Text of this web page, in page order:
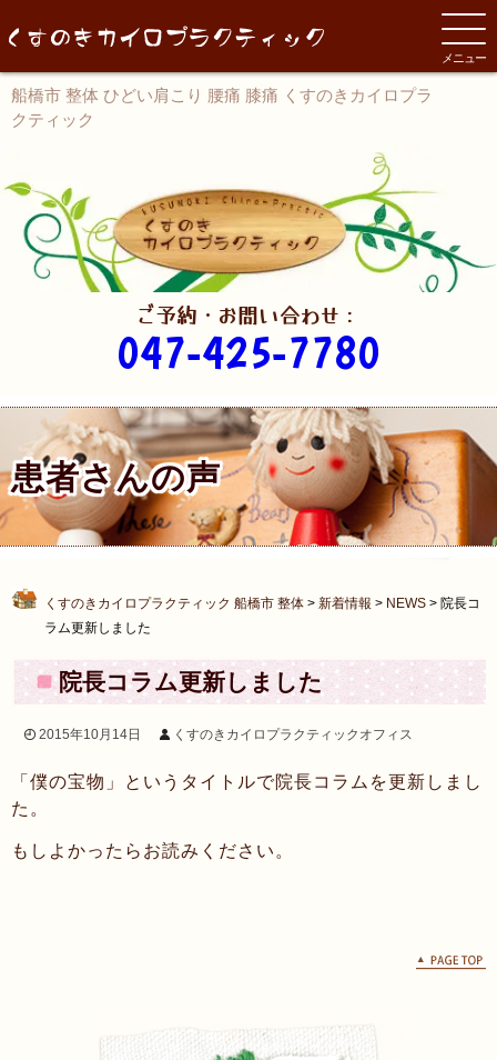
船橋市 整体 ひどい肩こり 腰痛 膝痛 くすのきカイロプラ
クティック
ご予約・お問い合わせ：
047-425-7780
患者さんの声
くすのきカイロプラクティック 船橋市 整体 > 新着情報 > NEWS > 院長コ
ラム更新しました
院長コラム更新しました
2015年10月14日 くすのきカイロプラクティックオフィス
「僕の宝物」というタイトルで院長コラムを更新しまし
た。
もしよかったらお読みください。
メニュー